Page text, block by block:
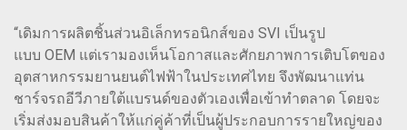
“เดิมการผลิตชิ้นส่วนอิเล็กทรอนิกส์ของ SVI เป็นรูป
แบบ OEM แต่เรามองเห็นโอกาสและศักยภาพการเติบโตของ
อุตสาหกรรมยานยนต์ไฟฟ้าในประเทศไทย จึงพัฒนาแท่น
ชาร์จรถอีวีภายใต้แบรนด์ของตัวเองเพื่อเข้าทำตลาด โดยจะ
เริ่มส่งมอบสินค้าให้แก่คู่ค้าที่เป็นผู้ประกอบการรายใหญ่ของ